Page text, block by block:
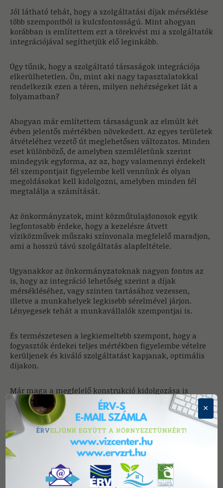
Jól látható tehát, hogy a szolgáltatási díjak mérséklése
több szempontból is kulcsfontosságú. Mint ahogyan
korábban is említettem ezt a törekvést mi a szolgáltatók
integrációjával segíthetjük elő leginkább.
Úgy tűnik, hogy a szolgáltató társaságok integrációja
elkerülhetetlen. Ön, mint aki nagy tapasztalatokkal
rendelkezik ezen a téren, milyen nehézségeket lát a
folyamatban?
Ahogyan már említettem társaságunk az elmúlt két
évben jelentős mértékben növekedett. Az egyes területek
átvételéhez vezető út meglehetősen változatos. Minden
eset különböző, de amelyben szemléletünk szerint
mindegyik egyforma, az az, hogy valamennyi érdekelt
fél szempontjait figyelembe kell vennünk és olyan
megoldásokat kell kidolgozni, amelyben minden fél
megtalálja a számítását.
Az önkormányzatok, mint közműtulajdonosok egyik
legfontosabb érdeke, hogy a kezelésre átvett
víziközművek műszaki színvonala megfelelő maradjon,
ami a hosszú távú szolgáltatás alapfeltétele.
Ugyanakkor az önkormányzatoknak nagyon fontos az
is, hogy az integráció lehetőség szerint a díjak
mérsékléséhez, vagy szinten tartásához vezessen,
illetve a munkahelyek legkisebb sérelmével járjon.
Lényegesek tehát a munkavállalók szempontjai is.
És természetesen a legkiemeltebb szempont, hogy a
fogyasztók érdekei teljes mértékben figyelembe vételre
kerüljenek és kiváló szolgáltatást kapjanak, optimális
díjakon.
Már maga a megfelelő konstrukció kidolgozása is
hosszú egyeztetési folyamatok és sok-sok közreműködő
együttgondolkodásának eredménye.
Ugyanakkor az integráció talán egyik legnehezebb része
a konszolidáció, amely során megtörténik a
munkavállalók, illetve a szükséges eszközök átvétele, a
legfontosabb műszaki beavatkozások elvégzésre
kerülnek és egy kibővített rendszer kezd el szerves
egészként működni.
×